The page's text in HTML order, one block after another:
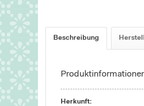
Beschreibung
Herkunft: